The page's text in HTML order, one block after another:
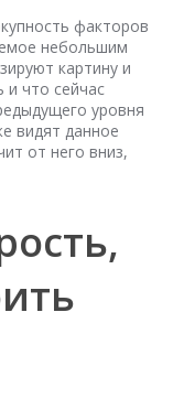
факторов
небольшим
картину и
что сейчас
уровня
видят данное
от него вниз,